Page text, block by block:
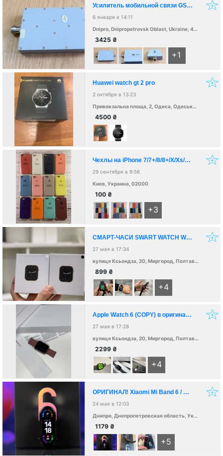
Усилитель мобильной связи GSM 900/4G LTE 900 МГц
6 января в 14:11
Dnipro, Dnipropetrovsk Oblast, Ukraine, 49000
3425 ₴
+1
Huawei watch gt 2 pro
2 октября в 13:23
Привокзальна площа, 2, Одеса, Одеська область, Україна, 65000
4500 ₴
Чехлы на iPhone 7/7+/8/8+/X/Xs/XsMAX/XR/11
29 сентября в 9:56
Киев, Украина, 02000
100 ₴
+3
СМАРТ-ЧАСИ SWART WATCH W26 на процессоре S88 PRO 44 mm (аналог Apple Watch 6 Series)
27 мая в 17:34
вулиця Ксьондза, 20, Миргород, Полтавська область, Україна, 37600
899 ₴
+4
Apple Watch 6 (COPY) в оригинальной коробке ❕
27 мая в 17:28
вулиця Ксьондза, 20, Миргород, Полтавська область, Україна, 37600
2299 ₴
+4
ОРИГИНАЛ! Xiaomi Mi Band 6 / Ми Бенд Сяоми / НАЛОЖКА. ЗВОНИ!
24 мая в 12:03
Днипро, Днепропетровская область, Украина, 49000
1179 ₴
+5